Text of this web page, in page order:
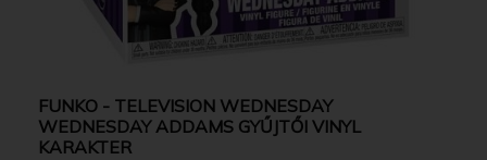
FUNKO - TELEVISION WEDNESDAY
WEDNESDAY ADDAMS GYŰJTŐI VINYL
KARAKTER